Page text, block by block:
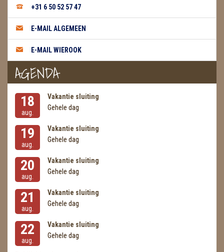
METEORIETEN
READING EN PERSOONLIJK ADVIES
RUWE STENEN
SCHEDELS / SKULLS
SPECIALE STUKKEN
TELEFOON KOORDEN
VLINDERS
WIEROOK, OLIE & TOEBEHOREN
ZAKJES WATER ELIXERS
+31 6 50 52 57 47
E-MAIL ALGEMEEN
E-MAIL WIEROOK
AGENDA
18
aug.
Vakantie sluiting
Gehele dag
19
aug.
Vakantie sluiting
Gehele dag
20
aug.
Vakantie sluiting
Gehele dag
21
aug.
Vakantie sluiting
Gehele dag
22
aug.
Vakantie sluiting
Gehele dag